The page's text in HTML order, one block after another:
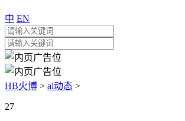
中 EN
HB火博 > ai动态 >
27